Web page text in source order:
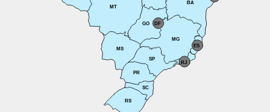
BA
MT
MS
GO
PR
SC
RS
SP
MG
RJ
ES
DF